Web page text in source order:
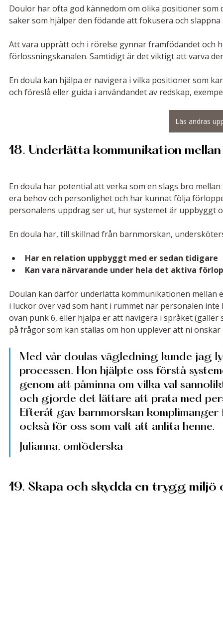
Doulor har ofta god kännedom om olika positioner
saker som hjälper den födande att fokusera och
Att vara upprätt och i rörelse gynnar framfödandet och
förlossningskanalen. Samtidigt är det viktigt att varva
En doula kan hjälpa er navigera i vilka positioner som
och föreslå eller guida i användandet av redskap,
Läs andras
18. Underlätta kommunikation
En doula har potential att verka som en slags bro
era behov och personlighet och har kunnat följa
personalens uppdrag ser ut, hur systemet är uppbyggt
En doula har, till skillnad från barnmorskan,
Har en relation uppbyggt med er sedan tidigare
Kan vara närvarande under hela det aktiva
Doulan kan därför underlätta kommunikationen mellan
i luckor över vad som hänt i rummet när personalen
ovan punk 6, eller hjälpa er att navigera i språket
på frågor som kan ställas om hon upplever att ni
Med vår doulas vägledning kunde jag
processen. Hon hjälpte oss förstå
genom att påminna om vilka val
och gjorde det lättare att prata med
Efteråt gav barnmorskan
också för oss som valt att anlita henne.
Julianna, omföderska
19. Skapa och skydda en trygg